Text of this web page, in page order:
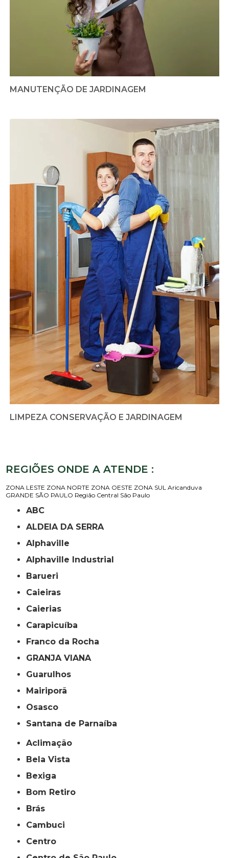
MANUTENÇÃO DE JARDINAGEM
LIMPEZA CONSERVAÇÃO E JARDINAGEM
REGIÕES ONDE A ATENDE :
ZONA LESTE ZONA NORTE ZONA OESTE ZONA SUL Aricanduva
GRANDE SÃO PAULO Região Central São Paulo
ABC
ALDEIA DA SERRA
Alphaville
Alphaville Industrial
Barueri
Caieiras
Caierias
Carapicuíba
Franco da Rocha
GRANJA VIANA
Guarulhos
Mairiporã
Osasco
Santana de Parnaíba
Aclimação
Bela Vista
Bexiga
Bom Retiro
Brás
Cambuci
Centro